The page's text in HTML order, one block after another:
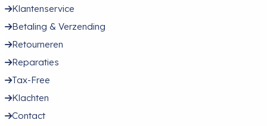
Klantenservice
Betaling & Verzending
Retourneren
Reparaties
Tax-Free
Klachten
Contact